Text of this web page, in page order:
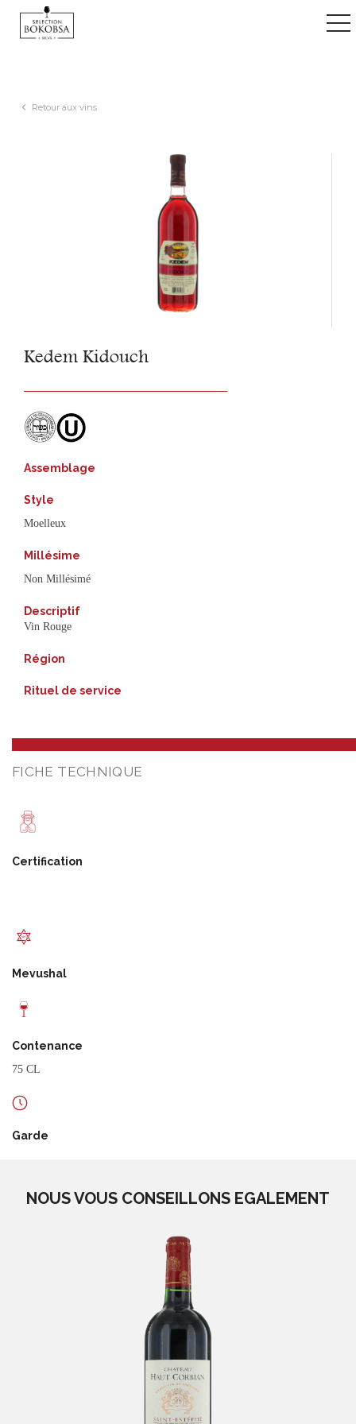
navigation
Retour aux vins
Kedem Kidouch
Assemblage
Style
Moelleux
Millésime
Non Millésimé
Descriptif
Vin Rouge
Région
Rituel de service
FICHE TECHNIQUE
Certification
Mevushal
Contenance
75 CL
Garde
NOUS VOUS CONSEILLONS EGALEMENT
Château Haut Corbian
-
Saint Estephe